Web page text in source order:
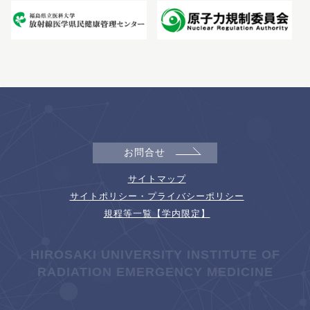
お問合せ
サイトマップ
サイトポリシー・プライバシーポリシー
規程等一覧【学内限定】
HIROSAKI UNIVERSITY INSTITUTE OF
RADIATION EMERGENCY MEDICINE